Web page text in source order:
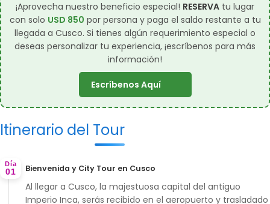
¡Aprovecha nuestro beneficio especial! RESERVA tu lugar
con solo USD 850 por persona y paga el saldo restante a tu
llegada a Cusco. Si tienes algún requerimiento especial o
deseas personalizar tu experiencia, ¡escríbenos para más
información!
Escríbenos Aquí
Itinerario del Tour
Día
01 Bienvenida y City Tour en Cusco
Al llegar a Cusco, la majestuosa capital del antiguo
Imperio Inca, serás recibido en el aeropuerto y trasladado